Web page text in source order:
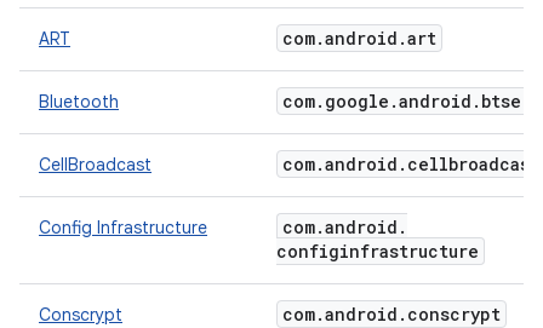
ART com.android .art
Bluetooth com. google .android .
CellBroadcast com.android . cellbroadcast
Config Infrastructure com.android .
configinfrastructure
Conscrypt com.android . conscrypt